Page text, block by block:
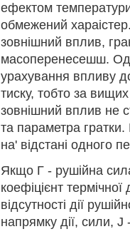
ефектом
обмежений
зовнішний вплив,
масоперенесешш.
урахування впливу
тиску, тобто за
зовнішний вплив не
та параметра гратки.
на' відстані одного
Якщо Г - рушійна
коефіцієнт термічної
відсутності дії
напрямку дії, сили, J